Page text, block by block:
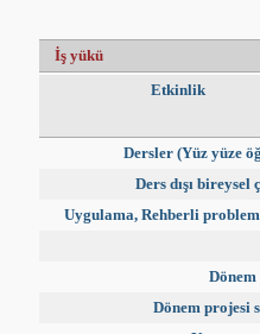
İş yükü
Etkinlik
Dersler (Yüz yüze
Ders dışı bireysel
Uygulama, Rehberli
Dönem projesi